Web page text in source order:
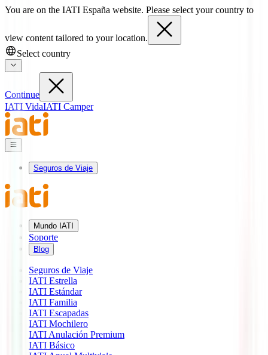
You are on the IATI España website. Please select your country to
view content tailored to your location.
Select country
Continue
IATI VidaIATI Camper
Seguros de Viaje
Mundo IATI
Soporte
Blog
Seguros de Viaje
IATI Estrella
IATI Estándar
IATI Familia
IATI Escapadas
IATI Mochilero
IATI Anulación Premium
IATI Básico